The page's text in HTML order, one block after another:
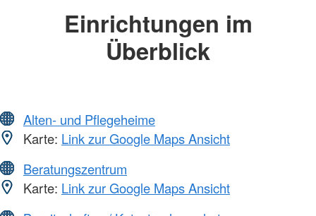
Einrichtungen im
Überblick
Alten- und Pflegeheime
Karte: Link zur Google Maps Ansicht
Beratungszentrum
Karte: Link zur Google Maps Ansicht